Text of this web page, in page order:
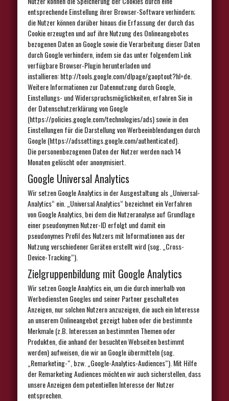
entsprechende Einstellung ihrer Browser-Software verhindern;
die Nutzer können darüber hinaus die Erfassung der durch das
Cookie erzeugten und auf ihre Nutzung des Onlineangebotes
bezogenen Daten an Google sowie die Verarbeitung dieser Daten
durch Google verhindern, indem sie das unter folgendem Link
verfügbare Browser-Plugin herunterladen und
installieren: http://tools.google.com/dlpage/gaoptout?hl=de.
Weitere Informationen zur Datennutzung durch Google,
Einstellungs- und Widerspruchsmöglichkeiten, erfahren Sie in
der Datenschutzerklärung von Google
(https://policies.google.com/technologies/ads) sowie in den
Einstellungen für die Darstellung von Werbeeinblendungen durch
Google (https://adssettings.google.com/authenticated).
Die personenbezogenen Daten der Nutzer werden nach 14
Monaten gelöscht oder anonymisiert.
Google Universal Analytics
Wir setzen Google Analytics in der Ausgestaltung als „Universal-
Analytics“ ein. „Universal Analytics“ bezeichnet ein Verfahren
von Google Analytics, bei dem die Nutzeranalyse auf Grundlage
einer pseudonymen Nutzer-ID erfolgt und damit ein
pseudonymes Profil des Nutzers mit Informationen aus der
Nutzung verschiedener Geräten erstellt wird (sog. „Cross-
Device-Tracking“).
Zielgruppenbildung mit Google Analytics
Wir setzen Google Analytics ein, um die durch innerhalb von
Werbediensten Googles und seiner Partner geschalteten
Anzeigen, nur solchen Nutzern anzuzeigen, die auch ein Interesse
an unserem Onlineangebot gezeigt haben oder die bestimmte
Merkmale (z.B. Interessen an bestimmten Themen oder
Produkten, die anhand der besuchten Webseiten bestimmt
werden) aufweisen, die wir an Google übermitteln (sog.
„Remarketing-“, bzw. „Google-Analytics-Audiences“). Mit Hilfe
der Remarketing Audiences möchten wir auch sicherstellen, dass
unsere Anzeigen dem potentiellen Interesse der Nutzer
entsprechen.